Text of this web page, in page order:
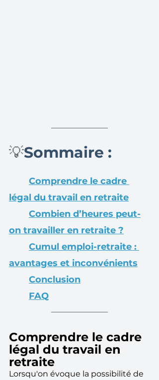
💡Sommaire :
Comprendre le cadre
légal du travail en retraite
Combien d’heures peut-
on travailler en retraite ?
Cumul emploi-retraite :
avantages et inconvénients
Conclusion
FAQ
Comprendre le cadre
légal du travail en
retraite
Lorsqu'on évoque la possibilité de